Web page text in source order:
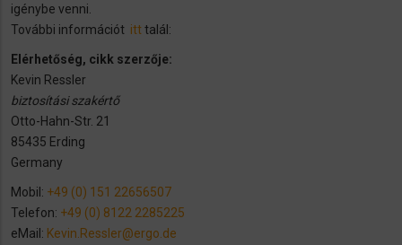
igénybe venni.
További információt itttalál:
Elérhetőség, cikk szerzője:
Kevin Ressler
biztosítási szakértő
Otto-Hahn-Str. 21
85435 Erding
Germany
Mobil: +49 (0) 151 22656507
Telefon: +49 (0) 8122 2285225
eMail: Kevin.Ressler@ergo.de